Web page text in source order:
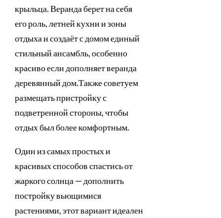
крыльца. Веранда берет на себя
его роль, летней кухни и зоны
отдыха и создаёт с домом единый
стильный ансамбль, особенно
красиво если дополняет веранда
деревянный дом.Также советуем
размещать пристройку с
подветренной стороны, чтобы
отдых был более комфортным.
Один из самых простых и
красивых способов спастись от
жаркого солнца — дополнить
постройку вьющимися
растениями, этот вариант идеален